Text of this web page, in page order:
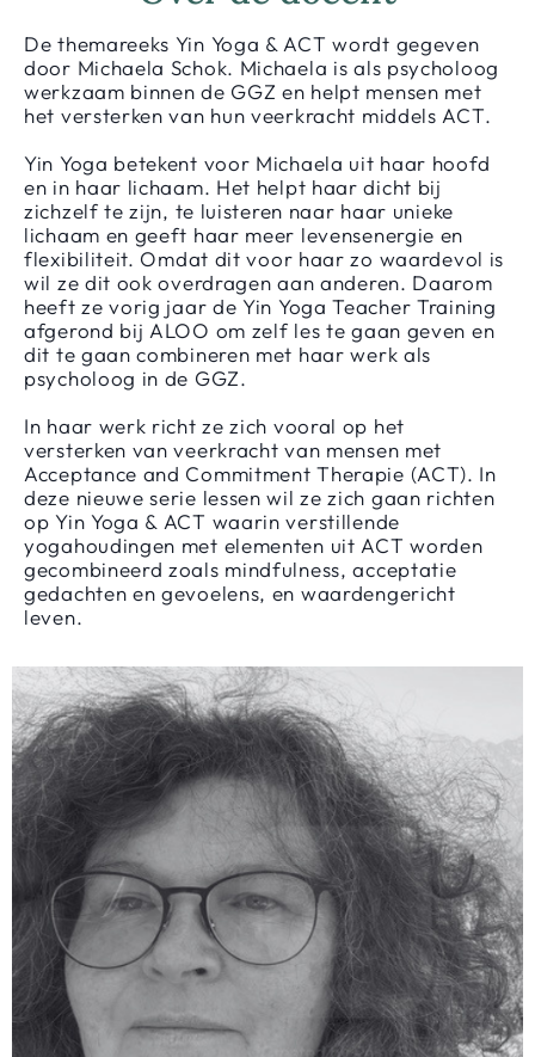
De themareeks Yin Yoga & ACT wordt gegeven
door Michaela Schok. Michaela is als psycholoog
werkzaam binnen de GGZ en helpt mensen met
het versterken van hun veerkracht middels ACT.
Yin Yoga betekent voor Michaela uit haar hoofd
en in haar lichaam. Het helpt haar dicht bij
zichzelf te zijn, te luisteren naar haar unieke
lichaam en geeft haar meer levensenergie en
flexibiliteit. Omdat dit voor haar zo waardevol is
wil ze dit ook overdragen aan anderen. Daarom
heeft ze vorig jaar de Yin Yoga Teacher Training
afgerond bij ALOO om zelf les te gaan geven en
dit te gaan combineren met haar werk als
psycholoog in de GGZ.
In haar werk richt ze zich vooral op het
versterken van veerkracht van mensen met
Acceptance and Commitment Therapie (ACT). In
deze nieuwe serie lessen wil ze zich gaan richten
op Yin Yoga & ACT waarin verstillende
yogahoudingen met elementen uit ACT worden
gecombineerd zoals mindfulness, acceptatie
gedachten en gevoelens, en waardengericht
leven.